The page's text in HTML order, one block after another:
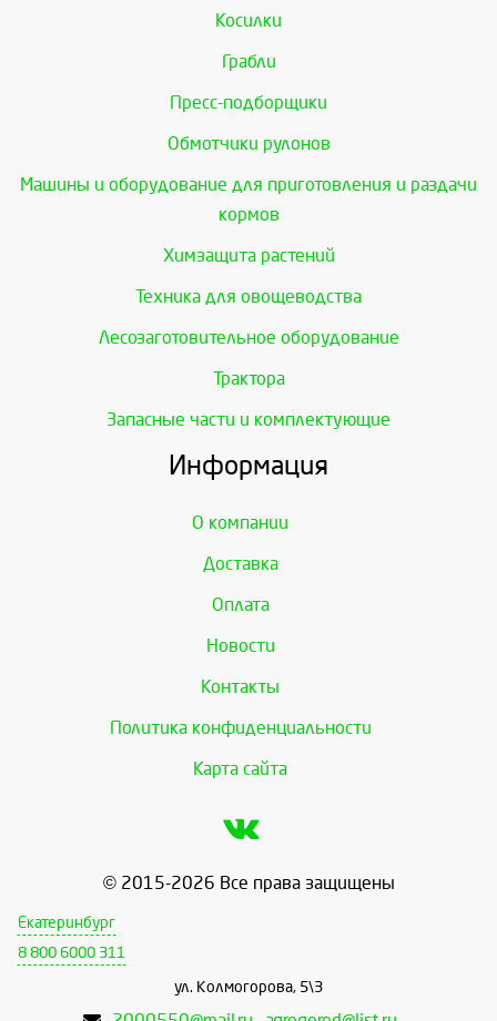
Косилки
Грабли
Пресс-подборщики
Обмотчики рулонов
Машины и оборудование для приготовления и раздачи
кормов
Химзащита растений
Техника для овощеводства
Лесозаготовительное оборудование
Трактора
Запасные части и комплектующие
Информация
О компании
Доставка
Оплата
Новости
Контакты
Политика конфиденциальности
Карта сайта
© 2015-2026 Все права защищены
Екатеринбург
8 800 6000 311
ул. Колмогорова, 5\3